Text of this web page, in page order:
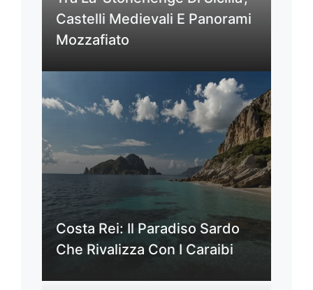
Castelli Medievali E Panorami
Mozzafiato
Costa Rei: Il Paradiso Sardo
Che Rivalizza Con I Caraibi